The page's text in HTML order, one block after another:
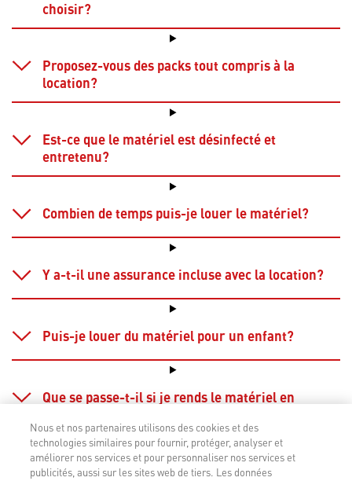
Nous et nos partenaires utilisons des cookies et des
technologies similaires pour fournir, protéger, analyser et
améliorer nos services et pour personnaliser nos services et
publicités, aussi sur les sites web de tiers. Les données